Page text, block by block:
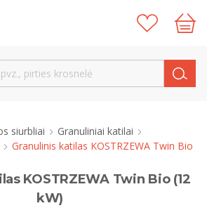
siurbliai
Granuliniai katilai
Granulinis katilas KOSTRZEWA Twin Bio
KOSTRZEWA Twin Bio (12
kW)